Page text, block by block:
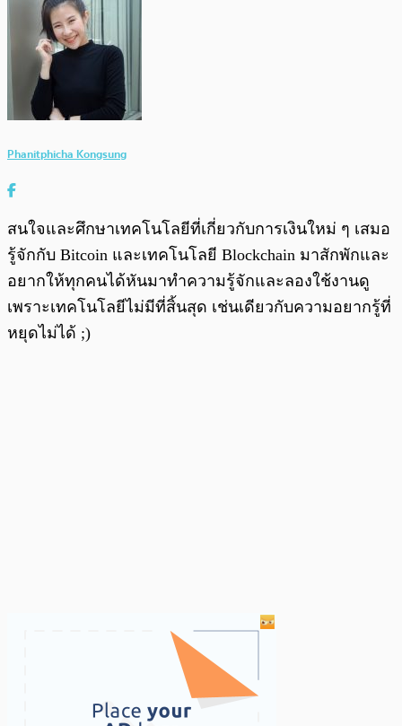
Phanitphicha Kongsung
สนใจและศึกษาเทคโนโลยีที่เกี่ยวกับการเงินใหม่ ๆ เสมอ
รู้จักกับ Bitcoin และเทคโนโลยี Blockchain มาสักพักและ
อยากให้ทุกคนได้หันมาทำความรู้จักและลองใช้งานดู
เพราะเทคโนโลยีไม่มีที่สิ้นสุด เช่นเดียวกับความอยากรู้ที่
หยุดไม่ได้ ;)